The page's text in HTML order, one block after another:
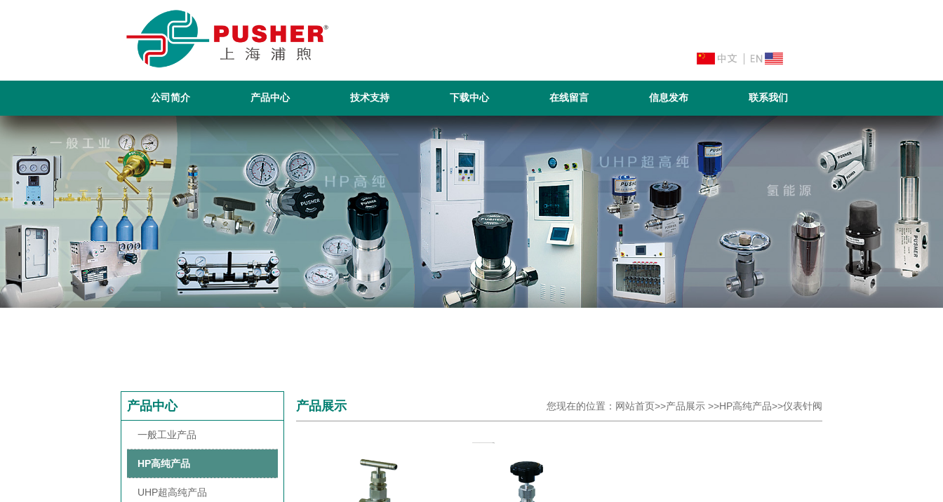
公司简介 产品中心 技术支持 下载中心 在线留言 信息发布 联系我们
产品中心
一般工业产品
HP高纯产品
UHP超高纯产品
产品展示 您现在的位置：网站首页>>产品展示 >>HP高纯产品>>仪表针阀